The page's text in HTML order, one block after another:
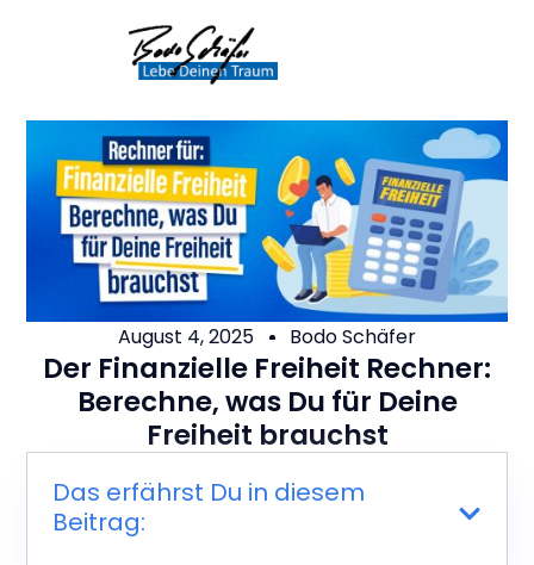
August 4, 2025 Bodo Schäfer
Der Finanzielle Freiheit Rechner:
Berechne, was Du für Deine
Freiheit brauchst
Das erfährst Du in diesem
Beitrag: